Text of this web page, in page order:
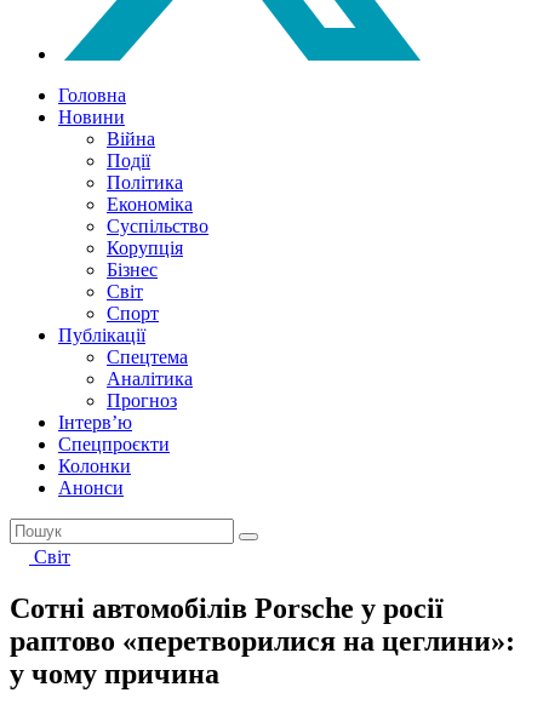
Головна
Новини
Війна
Події
Політика
Економіка
Суспільство
Корупція
Бізнес
Світ
Спорт
Публікації
Спецтема
Аналітика
Прогноз
Інтерв’ю
Спецпроєкти
Колонки
Анонси
Світ
Сотні автомобілів Porsche у росії
раптово «перетворилися на цеглини»:
у чому причина